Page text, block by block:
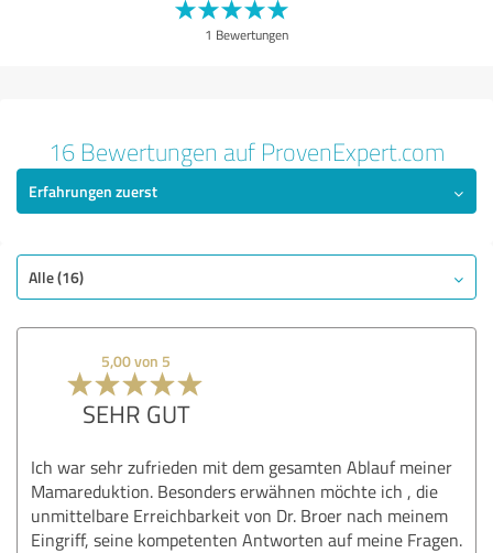
1 Bewertungen
16 Bewertungen auf ProvenExpert.com
Erfahrungen zuerst
Alle (16)
5,00 von 5
SEHR GUT
Ich war sehr zufrieden mit dem gesamten Ablauf meiner
Mamareduktion. Besonders erwähnen möchte ich , die
unmittelbare Erreichbarkeit von Dr. Broer nach meinem
Eingriff, seine kompetenten Antworten auf meine Fragen.